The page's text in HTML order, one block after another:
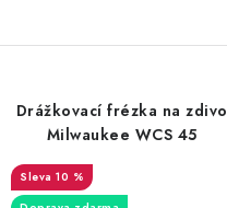
Drážkovací frézka na zdivo
Milwaukee WCS 45
10 %